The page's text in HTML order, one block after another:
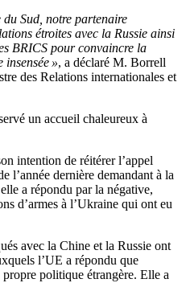
du Sud, notre partenaire
étroites avec la Russie ainsi
BRICS pour convaincre la
insensée », a déclaré M. Borrell
des Relations internationales et
un accueil chaleureux à
intention de réitérer l’appel
l’année dernière demandant à la
a répondu par la négative,
d’armes à l’Ukraine qui ont eu
avec la Chine et la Russie ont
l’UE a répondu que
politique étrangère. Elle a